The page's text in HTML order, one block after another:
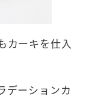
カーキを仕入
デーションカ